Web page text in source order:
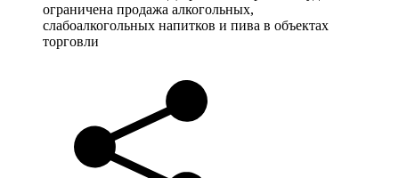
ограничена продажа алкогольных,
слабоалкогольных напитков и пива в объектах
торговли